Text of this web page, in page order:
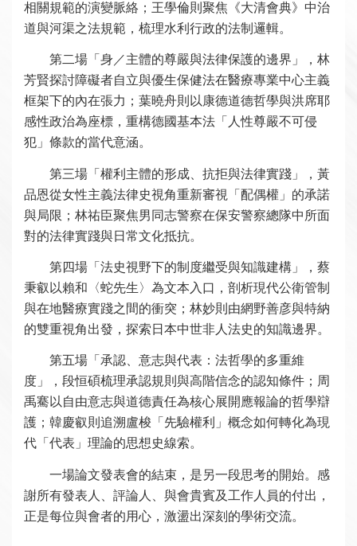
相關規範的演變脈絡；王學倫則聚焦《大清會典》中治
道與河渠之法規範，梳理水利行政的法制邏輯。
第二場「身／主體的尊嚴與法律保護的邊界」，林
芳賢探討障礙者自立與優生保健法在醫療專業中心主義
框架下的內在張力；葉曉舟則以康德道德哲學與洪席耶
感性政治為座標，重構德國基本法「人性尊嚴不可侵
犯」條款的當代意涵。
第三場「權利主體的形成、抗拒與法律實踐」，黃
品恩從女性主義法律史視角重新審視「配偶權」的承諾
與局限；林祐臣聚焦男同志警察在保安警察總隊中所面
對的法律實踐與日常文化抵抗。
第四場「法史視野下的制度繼受與知識建構」，蔡
秉叡以賴和〈蛇先生〉為文本入口，剖析現代公衛管制
與在地醫療實踐之間的衝突；林妙則由網野善彦與特納
的雙重視角出發，探索日本中世非人法史的知識邊界。
第五場「承認、意志與代表：法哲學的多重維
度」，段恒碩梳理承認規則與高階信念的認知條件；周
禹騫以自由意志與道德責任為核心展開應報論的哲學辯
護；韓慶叡則追溯盧梭「先驗權利」概念如何轉化為現
代「代表」理論的思想史線索。
一場論文發表會的結束，是另一段思考的開始。感
謝所有發表人、評論人、與會貴賓及工作人員的付出，
正是每位與會者的用心，激盪出深刻的學術交流。